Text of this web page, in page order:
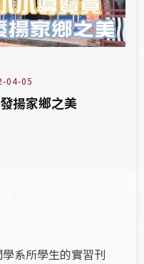
04-05
揚家鄉之美
系所學生的實習刊